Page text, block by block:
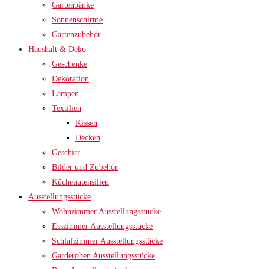
Gartenbänke
Sonnenschirme
Gartenzubehör
Haushalt & Deko
Geschenke
Dekoration
Lampen
Textilien
Kissen
Decken
Geschirr
Bilder und Zubehör
Küchenutensilien
Ausstellungsstücke
Wohnzimmer Ausstellungsstücke
Esszimmer Ausstellungsstücke
Schlafzimmer Ausstellungsstücke
Garderoben Ausstellungsstücke